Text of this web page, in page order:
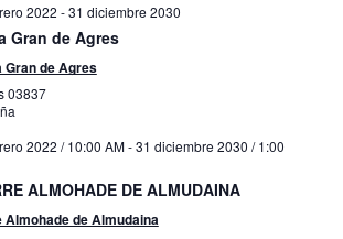
2022 -31 diciembre 2030
Gran de Agres
Gran de Agres
03837
2022 / 10:00 AM-31 diciembre 2030 / 1:00
ALMOHADE DE ALMUDAINA
Almohade de Almudaina